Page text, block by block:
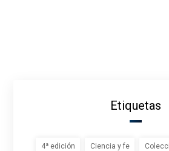
Etiquetas
4ª edición Ciencia y fe